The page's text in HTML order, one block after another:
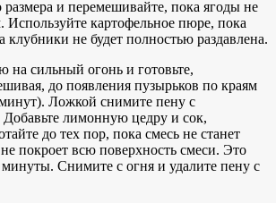
и перемешивайте, пока ягоды не
Используйте картофельное пюре, пока
не будет полностью раздавлена.
на сильный огонь и готовьте,
до появления пузырьков по краям
Ложкой снимите пену с
Добавьте лимонную цедру и сок,
до тех пор, пока смесь не станет
покроет всю поверхность смеси. Это
Снимите с огня и удалите пену с